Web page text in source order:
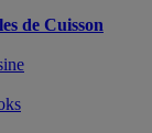
de Cuisson